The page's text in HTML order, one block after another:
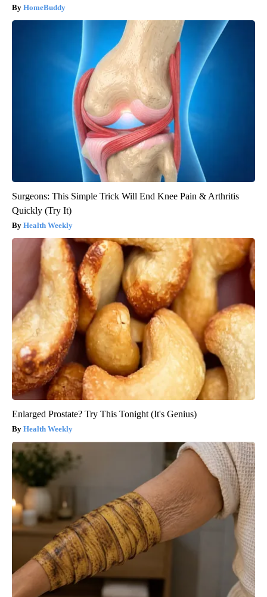
HomeBuddy
Surgeons: This Simple Trick Will End Knee Pain & Arthritis
Quickly (Try It)
Health Weekly
Enlarged Prostate? Try This Tonight (It's Genius)
Health Weekly